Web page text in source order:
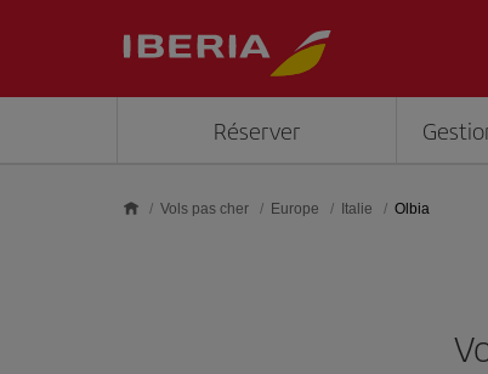
Réserver
Vols pas cher Europe Italie Olbia